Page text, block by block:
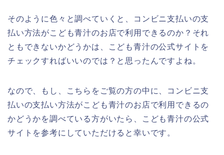
そのように色々と調べていくと、コンビニ支払いの支
払い方法がこども青汁のお店で利用できるのか？それ
ともできないかどうかは、こども青汁の公式サイトを
チェックすればいいのでは？と思ったんですよね。
なので、もし、こちらをご覧の方の中に、コンビニ支
払いの支払い方法がこども青汁のお店で利用できるの
かどうかを調べている方がいたら、こども青汁の公式
サイトを参考にしていただけると幸いです。